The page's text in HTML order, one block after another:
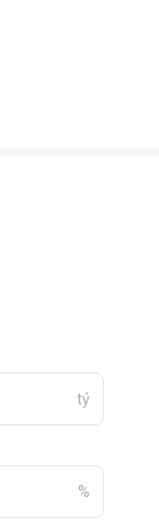
tỷ
%